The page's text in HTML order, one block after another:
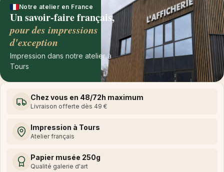
Notre atelier en France
Un savoir-faire français,
pour des impressions
d'exception
Impression dans notre atelier à
Tours
Chez vous en 48/72h maximum
Livraison offerte dès 49 €
Impression à Tours
Atelier français
Papier musée 250g
Qualité galerie d'art